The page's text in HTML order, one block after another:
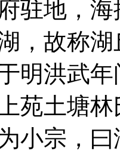
地，海
，故称
明洪武
苑土塘
小宗，